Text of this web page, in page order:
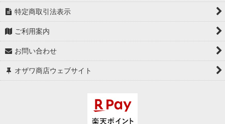
特定商取引法表示
ご利用案内
お問い合わせ
オザワ商店ウェブサイト